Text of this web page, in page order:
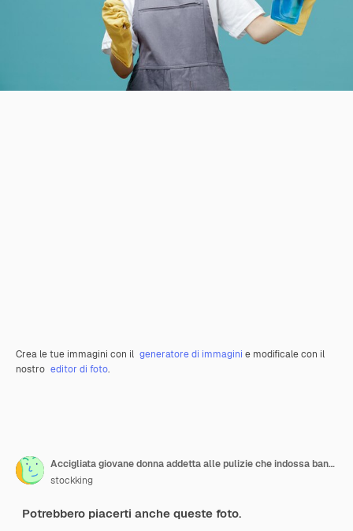
Crea le tue immagini con il generatore di immagini e modificale con il
nostro editor di foto.
Accigliata giovane donna addetta alle pulizie che indossa bandana uniforme e guanti di gomma che tengono spazzola e detergente guardando il detergente isolato su sfondo blu
stockking
Potrebbero piacerti anche queste foto.